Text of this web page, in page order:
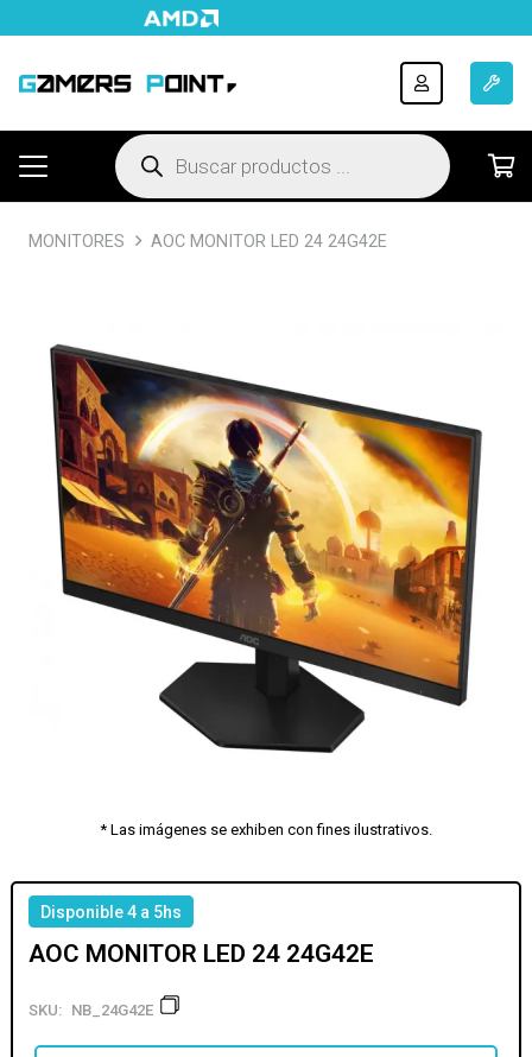
Búsqueda
de
productos
MONITORES AOC MONITOR LED 24 24G42E
* Las imágenes se exhiben con fines ilustrativos.
Disponible 4 a 5hs
AOC MONITOR LED 24 24G42E
SKU: NB_24G42E